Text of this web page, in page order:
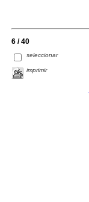
6 / 40
seleccionar
imprimir